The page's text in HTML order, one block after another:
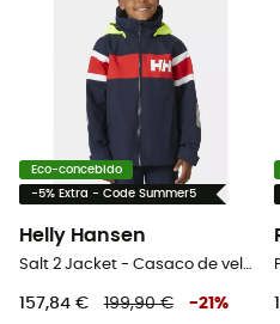
Eco-concebido
-5% Extra - Code Summer5
Helly Hansen
Salt 2 Jacket - Casaco de vela criança
157,84 € 199,90 € -21 %